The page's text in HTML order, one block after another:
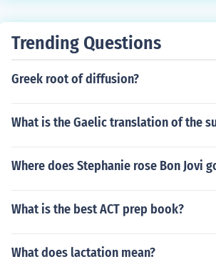
Trending Questions
Greek root of diffusion?
What is the Gaelic translation of the
Where does Stephanie rose Bon Jovi
What is the best ACT prep book?
What does lactation mean?